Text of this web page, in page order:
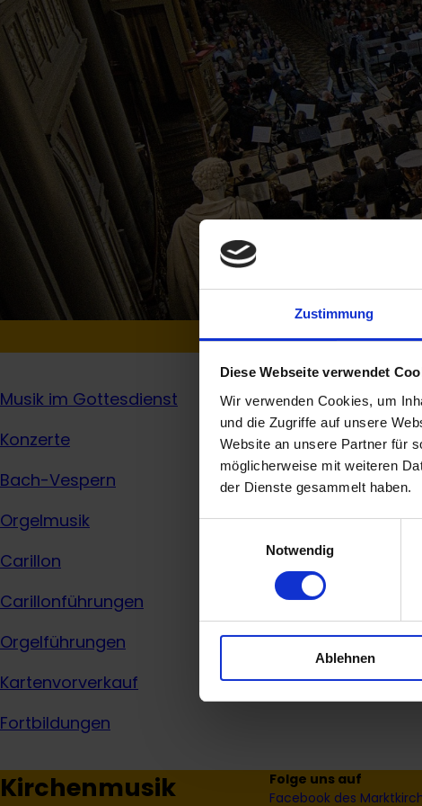
Zustimmung
Diese Webseite verwendet
Wir verwenden Cookies, um
und die Zugriffe auf unsere
Website an unsere Partner für
möglicherweise mit weiteren
der Dienste gesammelt haben.
Notwendig
Ablehnen
Startseite
Musik im Gottesdienst
Konzerte
Bach-Vespern
Orgelmusik
Carillon
Carillonführungen
Orgelführungen
Kartenvorverkauf
Fortbildungen
Kirchenmusik
Folge uns auf
Facebook des